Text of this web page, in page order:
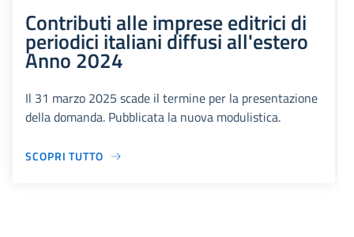
Contributi alle imprese editrici di
periodici italiani diffusi all'estero
Anno 2024
Il 31 marzo 2025 scade il termine per la presentazione
della domanda. Pubblicata la nuova modulistica.
SCOPRI TUTTO